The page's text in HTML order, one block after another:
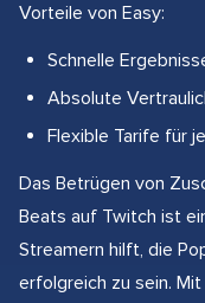
Vorteile von Easy:
Schnelle
Absolute
Flexible Tarife für
Das Betrügen von
Beats auf Twitch ist
Streamern hilft, die
erfolgreich zu sein.